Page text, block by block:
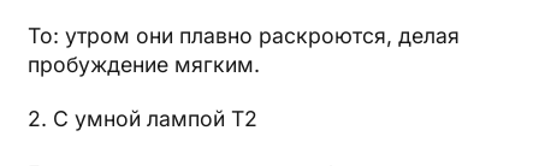
То: утром они плавно раскроются, делая
пробуждение мягким.
2. С умной лампой T2